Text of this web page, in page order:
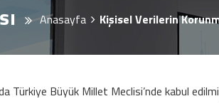
Anasayfa Kişisel Verilerin
Türkiye Büyük Millet Meclisi’nde kabul